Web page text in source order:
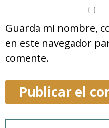
Guarda mi nombre,
en este navegador
comente.